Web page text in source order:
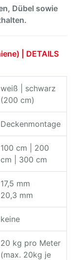
Dübel sowie
| DETAILS
weiß | schwarz
(200 cm)
Deckenmontage
100 cm | 200
cm | 300 cm
17,5 mm
20,3 mm
keine
20 kg pro Meter
(max. 20kg je